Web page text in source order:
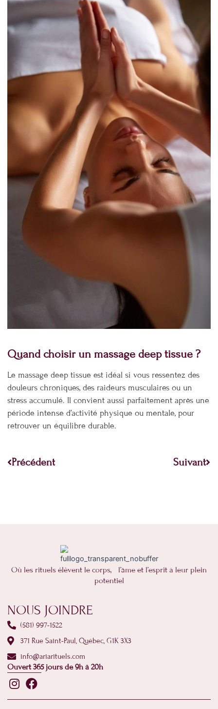
Quand choisir un massage deep tissue ?
Le massage deep tissue est idéal si vous ressentez des
douleurs chroniques, des raideurs musculaires ou un
stress accumulé. Il convient aussi parfaitement après une
période intense d’activité physique ou mentale, pour
retrouver un équilibre durable.
Précédent Suivant
Où les rituels élèvent le corps, l’âme et l’esprit à leur plein
potentiel
NOUS JOINDRE
(581) 997-1522
371 Rue Saint-Paul, Québec, G1K 3X3
info@ariarituels.com
Ouvert 365 jours de 9h à 20h